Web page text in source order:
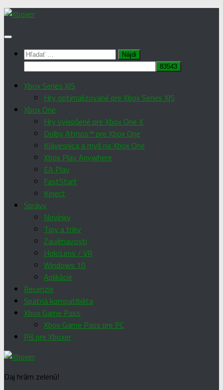
Preskočiť
obsah
Hľadať:
Xbox Series X|S
Hry optimalizované pre Xbox Series X|S
Xbox One
Hry vylepšené pre Xbox One X
Dolby Atmos™ pre Xbox One
Klávesnica a myš na Xbox One
Xbox Play Anywhere
EA Play
FastStart
Kinect
Správy
Novinky
Tipy a triky
Zaujímavosti
HoloLens / VR
Windows 10
Aplikácie
Recenzie
Spätná kompatibilita
Xbox Game Pass
Xbox Game Pass pre PC
Píš pre Xboxer
Daj hrám zelenú!